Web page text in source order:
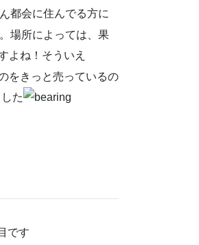
都会に住んでる方に
場所によっては、果
よね！そういえ
をきっと売っているの
た
です